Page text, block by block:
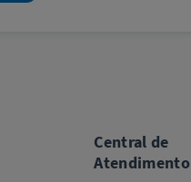
Central de
Atendimento